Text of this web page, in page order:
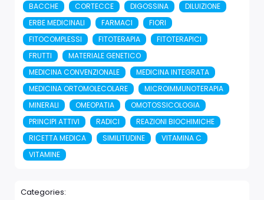
BACCHE
CORTECCE DIGOSSINA
DILUIZIONE
ERBE MEDICINALI
FARMACI
FIORI
FITOCOMPLESSI
FITOTERAPIA
FITOTERAPICI
FRUTTI
MATERIALE GENETICO
MEDICINA CONVENZIONALE
MEDICINA INTEGRATA
MEDICINA ORTOMOLECOLARE
MICROIMMUNOTERAPIA
MINERALI
OMEOPATIA
OMOTOSSICOLOGIA
PRINCIPI ATTIVI
RADICI
REAZIONI BIOCHIMICHE
RICETTA MEDICA
SIMILITUDINE
VITAMINA C
VITAMINE
Categories: